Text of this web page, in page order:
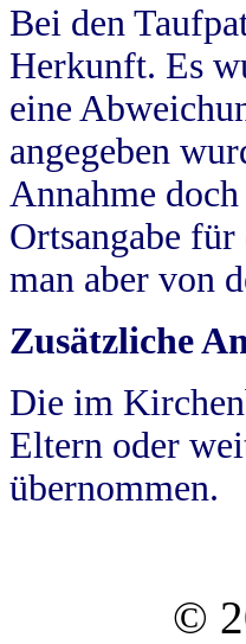
Bei den
Herkunft. Es
eine
angegeben
Annahme
Ortsangabe
man aber von
Zusätzliche
Die im
Eltern oder
übernommen.
©